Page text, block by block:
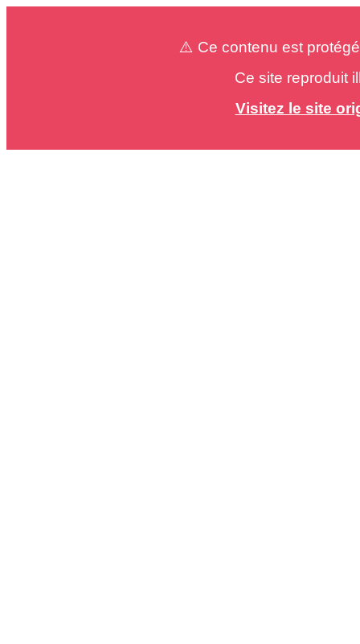
⚠️ Ce contenu est
Ce site reproduit
Visitez le site